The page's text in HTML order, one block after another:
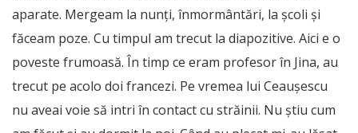
aparate. Mergeam la nunți, înmormântări, la școli și
făceam poze. Cu timpul am trecut la diapozitive. Aici e o
poveste frumoasă. În timp ce eram profesor în Jina, au
trecut pe acolo doi francezi. Pe vremea lui Ceaușescu
nu aveai voie să intri în contact cu străinii. Nu știu cum